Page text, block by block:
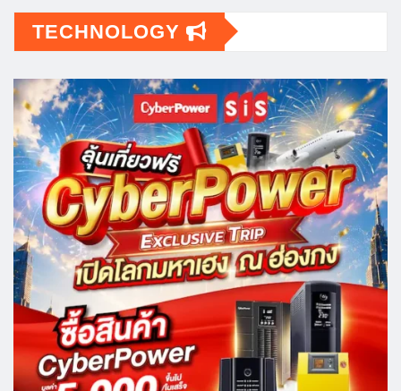
TECHNOLOGY